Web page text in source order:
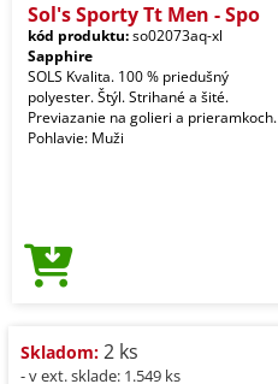
Sol's Sporty Tt Men - Spo
kód produktu:so02073aq-xl
Sapphire
SOLS Kvalita. 100 % priedušný
polyester. Štýl. Strihané a šité.
Previazanie na golieri a prieramkoch.
Pohlavie: Muži
Skladom: 2 ks
- v ext. sklade: 1.549 ks